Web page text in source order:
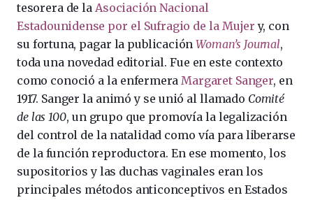
tesorera de laAsociación Nacional
Estadounidense por el Sufragio de la Mujer y, con
su fortuna, pagar la publicaciónWoman’s Journal,
toda una novedad editorial. Fue en este contexto
como conoció a la enfermeraMargaret Sanger, en
1917. Sanger la animó y se unió al llamado Comité
de las 100, un grupo que promovía la legalización
del control de la natalidad como vía para liberarse
de la función reproductora. En ese momento, los
supositorios y las duchas vaginales eran los
principales métodos anticonceptivos en Estados